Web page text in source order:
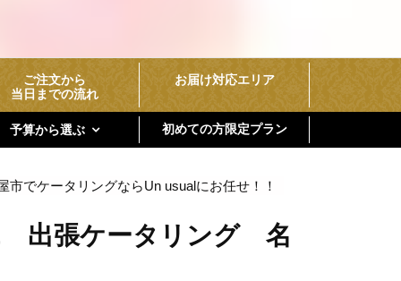
ご注文から
当日までの流れ
お届け対応エリア
予算から選ぶ 初めての方限定プラン
ケータリングならUn usualにお任せ！！
出張ケータリング 名